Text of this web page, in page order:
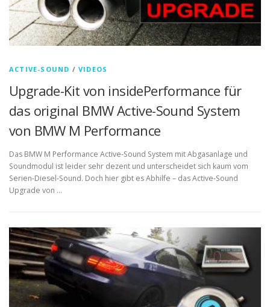
ACTIVE-SOUND /VIDEOS
Upgrade-Kit von insidePerformance für
das original BMW Active-Sound System
von BMW M Performance
Das BMW M Performance Active-Sound System mit Abgasanlage und
Soundmodul ist leider sehr dezent und unterscheidet sich kaum vom
Serien-Diesel-Sound. Doch hier gibt es Abhilfe – das Active-Sound
Upgrade von …